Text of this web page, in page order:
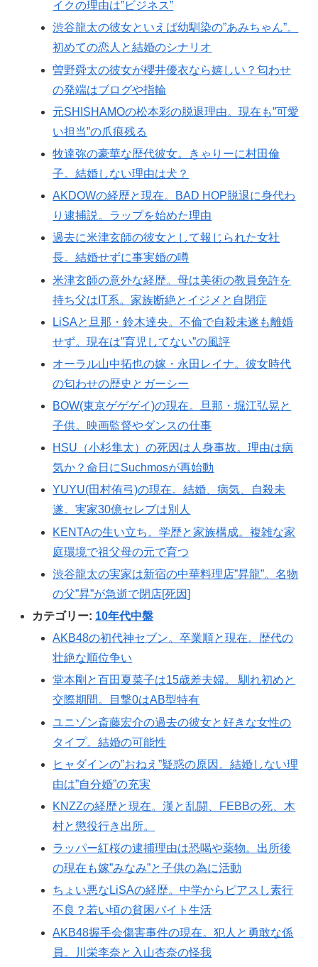
イクの理由は”ビジネス”
渋谷龍太の彼女といえば幼馴染の”あみちゃん”。
初めての恋人と結婚のシナリオ
曽野舜太の彼女が櫻井優衣なら嬉しい？匂わせ
の発端はブログや指輪
元SHISHAMOの松本彩の脱退理由。現在も”可愛
い担当”の爪痕残る
牧達弥の豪華な歴代彼女。きゃりーに村田倫
子。結婚しない理由は犬？
AKDOWの経歴と現在。BAD HOP脱退に身代わ
り逮捕説。ラップを始めた理由
過去に米津玄師の彼女として報じられた女社
長。結婚せずに事実婚の噂
米津玄師の意外な経歴。母は美術の教員免許を
持ち父はIT系。家族断絶とイジメと自閉症
LiSAと旦那・鈴木達央。不倫で自殺未遂も離婚
せず。現在は”育児してない”の風評
オーラル山中拓也の嫁・永田レイナ。彼女時代
の匂わせの歴史とガーシー
BOW(東京ゲゲゲイ)の現在。旦那・堀江弘晃と
子供。映画監督やダンスの仕事
HSU（小杉隼太）の死因は人身事故。理由は病
気か？命日にSuchmosが再始動
YUYU(田村侑弓)の現在。結婚、病気、自殺未
遂。実家30億セレブは別人
KENTAの生い立ち。学歴と家族構成。複雑な家
庭環境で祖父母の元で育つ
渋谷龍太の実家は新宿の中華料理店”昇龍”。名物
の父”昇”が急逝で閉店[死因]
カテゴリー: 10年代中盤
AKB48の初代神セブン。卒業順と現在。歴代の
壮絶な順位争い
堂本剛と百田夏菜子は15歳差夫婦。 馴れ初めと
交際期間。目撃0はAB型特有
ユニゾン斎藤宏介の過去の彼女と好きな女性の
タイプ。結婚の可能性
ヒャダインの”おねえ”疑惑の原因。結婚しない理
由は”自分婚”の充実
KNZZの経歴と現在。漢と乱闘、FEBBの死、木
村と懲役行き出所。
ラッパー紅桜の逮捕理由は恐喝や薬物。出所後
の現在も嫁”みなみ”と子供の為に活動
ちょい悪なLiSAの経歴。中学からピアスし素行
不良？若い頃の貧困バイト生活
AKB48握手会傷害事件の現在。犯人と勇敢な係
員。川栄李奈と入山杏奈の怪我